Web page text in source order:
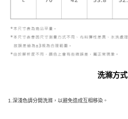
洗滌方式
1.深淺色請分開洗滌，以避免造成互相移染。